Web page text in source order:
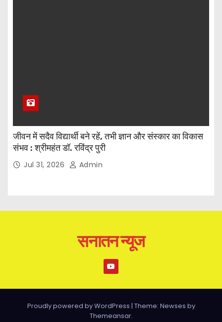
जीवन में सदैव विद्यार्थी बने रहें, तभी ज्ञान और संस्कार का विकास
संभव : श्रीमहंत डॉ. रविंद्र पुरी
Jul 31, 2026 Admin
सनातन न्यूज
Proudly powered by WordPress | Theme: Newses by
Themeansar.